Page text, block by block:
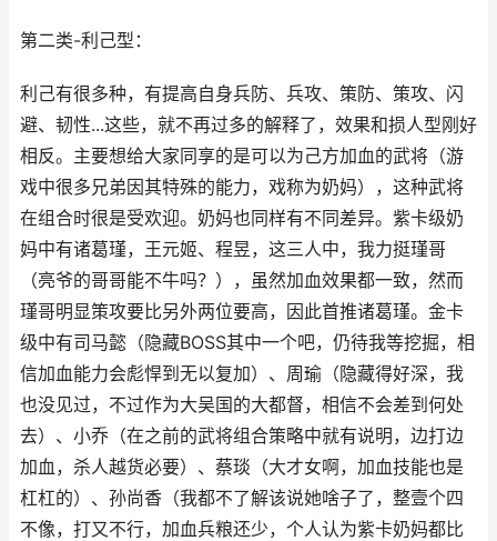
第二类-利己型：
利己有很多种，有提高自身兵防、兵攻、策防、策攻、闪
避、韧性...这些，就不再过多的解释了，效果和损人型刚好
相反。主要想给大家同享的是可以为己方加血的武将（游
戏中很多兄弟因其特殊的能力，戏称为奶妈），这种武将
在组合时很是受欢迎。奶妈也同样有不同差异。紫卡级奶
妈中有诸葛瑾，王元姬、程昱，这三人中，我力挺瑾哥
（亮爷的哥哥能不牛吗？），虽然加血效果都一致，然而
瑾哥明显策攻要比另外两位要高，因此首推诸葛瑾。金卡
级中有司马懿（隐藏BOSS其中一个吧，仍待我等挖掘，相
信加血能力会彪悍到无以复加）、周瑜（隐藏得好深，我
也没见过，不过作为大吴国的大都督，相信不会差到何处
去）、小乔（在之前的武将组合策略中就有说明，边打边
加血，杀人越货必要）、蔡琰（大才女啊，加血技能也是
杠杠的）、孙尚香（我都不了解该说她啥子了，整壹个四
不像，打又不行，加血兵粮还少，个人认为紫卡奶妈都比